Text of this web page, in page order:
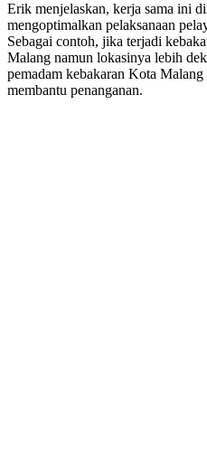
​Erik menjelaskan, kerja sama ini
mengoptimalkan pelaksanaan
Sebagai contoh, jika terjadi
Malang namun lokasinya lebih
pemadam kebakaran Kota
membantu penanganan.